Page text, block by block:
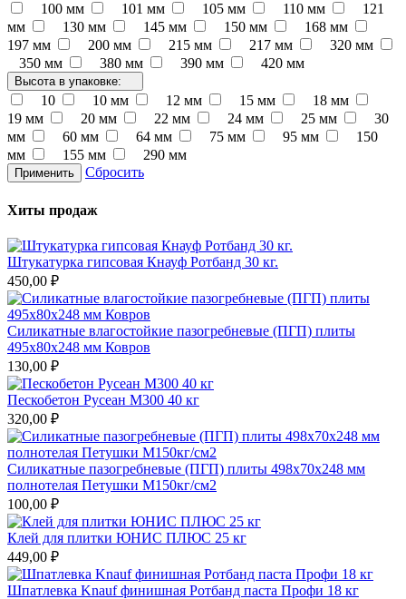
100 мм
101 мм 105 мм 110 мм
121
мм
130 мм 145 мм 150 мм
168 мм
197 мм
200 мм 215 мм 217 мм
320 мм
350 мм
380 мм 390 мм 420 мм
Высота в упаковке:
10 10 мм 12 мм 15 мм
18 мм
19 мм
20 мм 22 мм 24 мм 25 мм
30
мм
60 мм 64 мм 75 мм 95 мм
150
мм
155 мм 290 мм
Применить Сбросить
Хиты продаж
Штукатурка гипсовая Кнауф Ротбанд 30 кг.
450,00 ₽
Силикатные влагостойкие пазогребневые (ПГП) плиты
495х80х248 мм Ковров
130,00 ₽
Пескобетон Русеан М300 40 кг
320,00 ₽
Силикатные пазогребневые (ПГП) плиты 498х70х248 мм
полнотелая Петушки М150кг/см2
100,00 ₽
Клей для плитки ЮНИС ПЛЮС 25 кг
449,00 ₽
Шпатлевка Knauf финишная Ротбанд паста Профи 18 кг